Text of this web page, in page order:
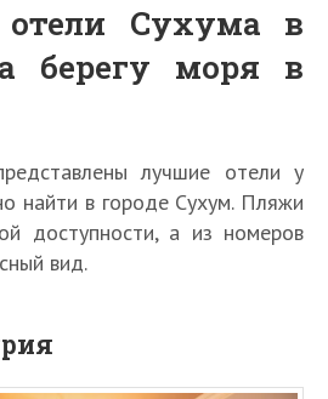
Сухума в
берегу моря в
лучшие отели у
найти в городе Сухум. Пляжи
доступности, а из номеров
вид.